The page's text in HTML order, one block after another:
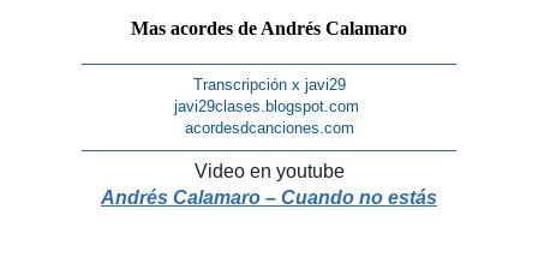
Mas acordes de Andrés Calamaro
————————————————————————
Transcripción x javi29
javi29clases.blogspot.com
acordesdcanciones.com
————————————————————————
Video en youtube
Andrés Calamaro – Cuando no estás